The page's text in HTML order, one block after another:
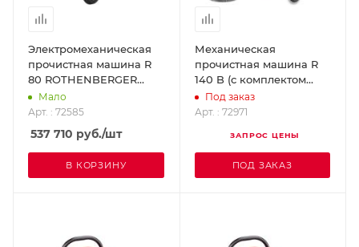
Электромеханическая
прочистная машина R
80 ROTHENBERGER
72585
Мало
Арт. : 72585
537 710 руб./шт
В КОРЗИНУ
Механическая
прочистная машина R
140 B (с комплектом
штанг и насадок)
ROTHENBERGER 72971
Под заказ
Арт. : 72971
ЗАПРОС ЦЕНЫ
ПОД ЗАКАЗ